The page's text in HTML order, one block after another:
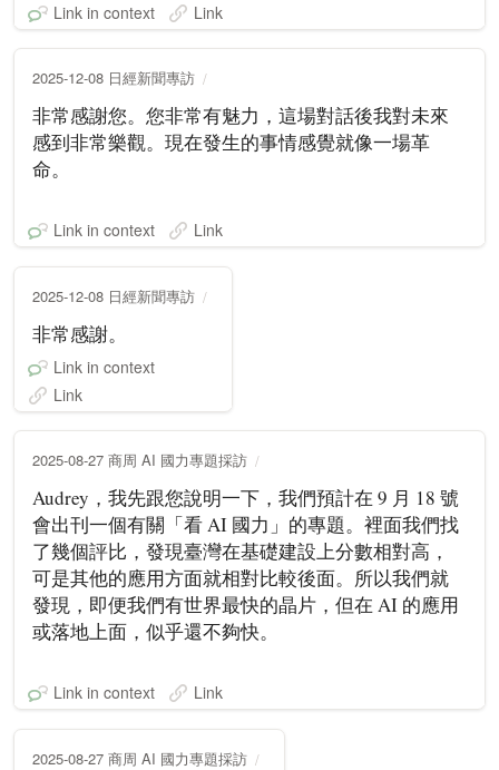
Link in context Link
2025-12-08 日經新聞專訪
非常感謝您。您非常有魅力，這場對話後我對未來
感到非常樂觀。現在發生的事情感覺就像一場革
命。
Link in context Link
2025-12-08 日經新聞專訪
非常感謝。
Link in context
Link
2025-08-27 商周 AI 國力專題採訪
Audrey，我先跟您說明一下，我們預計在 9 月 18 號
會出刊一個有關「看 AI 國力」的專題。裡面我們找
了幾個評比，發現臺灣在基礎建設上分數相對高，
可是其他的應用方面就相對比較後面。所以我們就
發現，即便我們有世界最快的晶片，但在 AI 的應用
或落地上面，似乎還不夠快。
Link in context Link
2025-08-27 商周 AI 國力專題採訪